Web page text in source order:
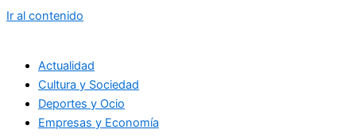
Ir al contenido
Actualidad
Cultura y Sociedad
Deportes y Ocio
Empresas y Economía